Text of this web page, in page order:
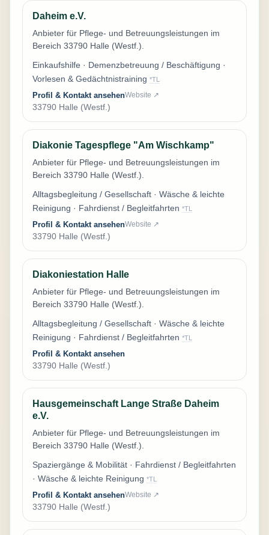
Daheim e.V.
Anbieter für Pflege- und Betreuungsleistungen im
Bereich 33790 Halle (Westf.).
Einkaufshilfe · Demenzbetreuung / Beschäftigung ·
Vorlesen & Gedächtnistraining *TL
Profil & Kontakt ansehenWebsite ↗
33790 Halle (Westf.)
Diakonie Tagespflege "Am Wischkamp"
Anbieter für Pflege- und Betreuungsleistungen im
Bereich 33790 Halle (Westf.).
Alltagsbegleitung / Gesellschaft · Wäsche & leichte
Reinigung · Fahrdienst / Begleitfahrten *TL
Profil & Kontakt ansehenWebsite ↗
33790 Halle (Westf.)
Diakoniestation Halle
Anbieter für Pflege- und Betreuungsleistungen im
Bereich 33790 Halle (Westf.).
Alltagsbegleitung / Gesellschaft · Wäsche & leichte
Reinigung · Fahrdienst / Begleitfahrten *TL
Profil & Kontakt ansehen
33790 Halle (Westf.)
Hausgemeinschaft Lange Straße Daheim
e.V.
Anbieter für Pflege- und Betreuungsleistungen im
Bereich 33790 Halle (Westf.).
Spaziergänge & Mobilität · Fahrdienst / Begleitfahrten
· Wäsche & leichte Reinigung *TL
Profil & Kontakt ansehenWebsite ↗
33790 Halle (Westf.)